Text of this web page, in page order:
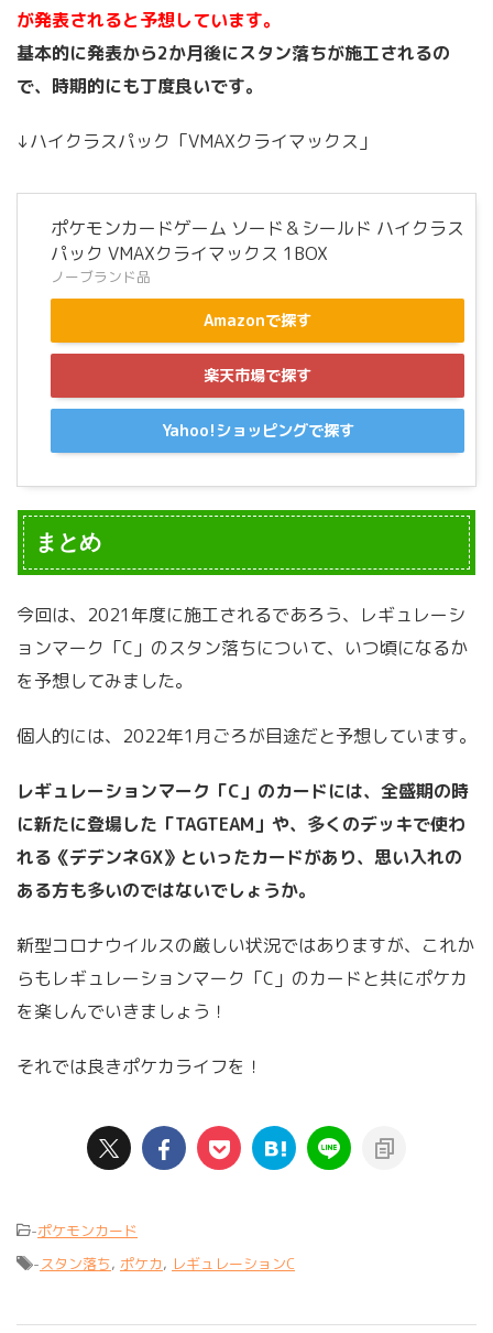
が発表されると予想しています。
基本的に発表から2か月後にスタン落ちが施工されるの
で、時期的にも丁度良いです。
↓ハイクラスパック「VMAXクライマックス」
ポケモンカードゲーム ソード＆シールド ハイクラス
パック VMAXクライマックス 1BOX
ノーブランド品
Amazonで探す
楽天市場で探す
Yahoo!ショッピングで探す
まとめ
今回は、2021年度に施工されるであろう、レギュレーシ
ョンマーク「C」のスタン落ちについて、いつ頃になるか
を予想してみました。
個人的には、2022年1月ごろが目途だと予想しています。
レギュレーションマーク「C」のカードには、全盛期の時
に新たに登場した「TAGTEAM」や、多くのデッキで使わ
れる《デデンネGX》といったカードがあり、思い入れの
ある方も多いのではないでしょうか。
新型コロナウイルスの厳しい状況ではありますが、これか
らもレギュレーションマーク「C」のカードと共にポケカ
を楽しんでいきましょう！
それでは良きポケカライフを！
-ポケモンカード
- スタン落ち, ポケカ, レギュレーションC